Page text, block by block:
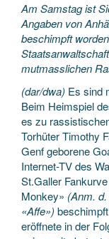
Am Samstag ist
Angaben von
beschimpft
mutmasslichen
(dar/dwa) Es sind
Beim Heimspiel
es zu
Torhüter Timothy
Genf geborene
Internet-TV des
St.Galler
Monkey» (Anm.
«Affe»)
eröffnete in der